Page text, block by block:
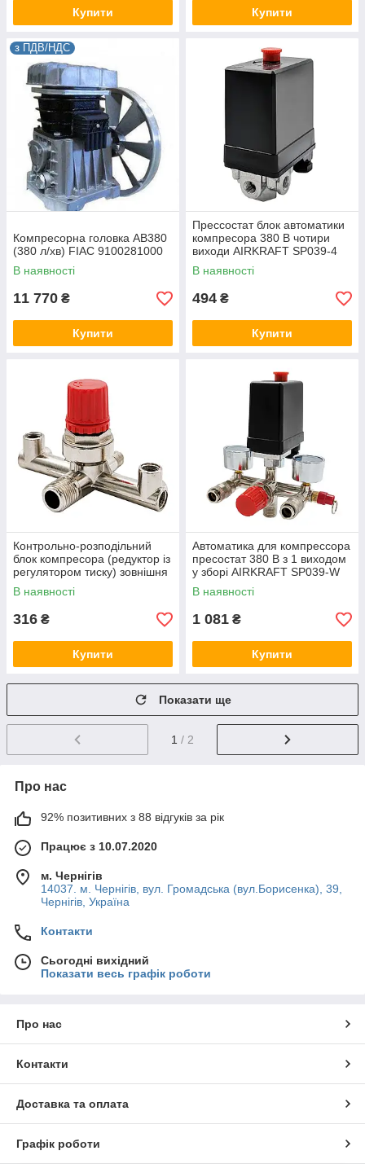
Купити Купити
з ПДВ/НДС
Компресорна головка AB380
(380 л/хв) FIAC 9100281000
В наявності
11 770 ₴
Купити
Прессостат блок автоматики
компресора 380 В чотири
виходи AIRKRAFT SP039-4
В наявності
494 ₴
Купити
Контрольно-розподільний
блок компресора (редуктор із
регулятором тиску) зовнішня
різь 1/4 і 1/2,
В наявності
316 ₴
Купити
Автоматика для компрессора
пресостат 380 В з 1 виходом
у зборі AIRKRAFT SP039-W
В наявності
1 081 ₴
Купити
Показати ще
1 / 2
Про нас
92% позитивних з 88 відгуків за рік
Працює з 10.07.2020
м. Чернігів
14037. м. Чернігів, вул. Громадська (вул.Борисенка), 39,
Чернігів, Україна
Контакти
Сьогодні вихідний
Показати весь графік роботи
Про нас
Контакти
Доставка та оплата
Графік роботи